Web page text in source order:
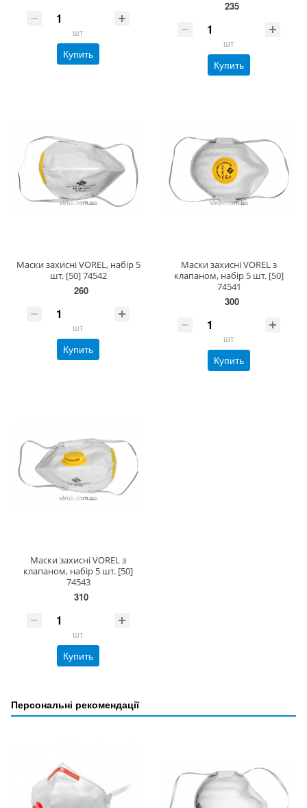
шт
Купить
235
шт
Купить
Маски захисні VOREL, набір 5
шт. [50] 74542
260
шт
Купить
Маски захисні VOREL з
клапаном, набір 5 шт. [50]
74541
300
шт
Купить
Маски захисні VOREL з
клапаном, набір 5 шт. [50]
74543
310
шт
Купить
Персональні рекомендації